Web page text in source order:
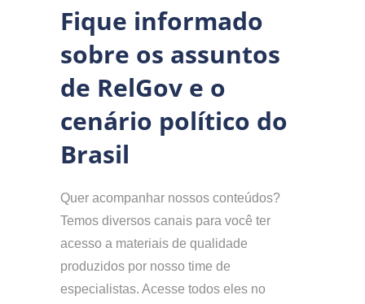
Fique informado
sobre os assuntos
de RelGov e o
cenário político do
Brasil
Quer acompanhar nossos conteúdos?
Temos diversos canais para você ter
acesso a materiais de qualidade
produzidos por nosso time de
especialistas. Acesse todos eles no